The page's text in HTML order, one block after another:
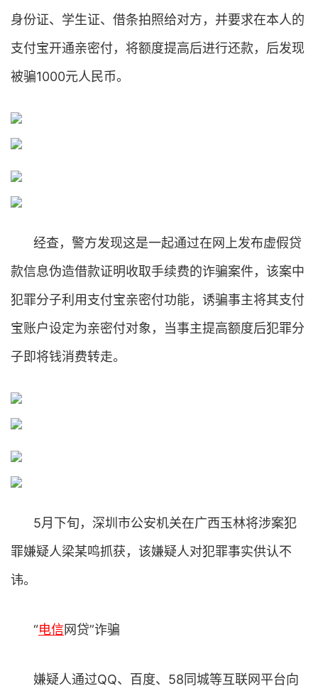
身份证、学生证、借条拍照给对方，并要求在本人的
支付宝开通亲密付，将额度提高后进行还款，后发现
被骗1000元人民币。
经查，警方发现这是一起通过在网上发布虚假贷
款信息伪造借款证明收取手续费的诈骗案件，该案中
犯罪分子利用支付宝亲密付功能，诱骗事主将其支付
宝账户设定为亲密付对象，当事主提高额度后犯罪分
子即将钱消费转走。
5月下旬，深圳市公安机关在广西玉林将涉案犯
罪嫌疑人梁某鸣抓获，该嫌疑人对犯罪事实供认不
讳。
“电信网贷”诈骗
嫌疑人通过QQ、百度、58同城等互联网平台向